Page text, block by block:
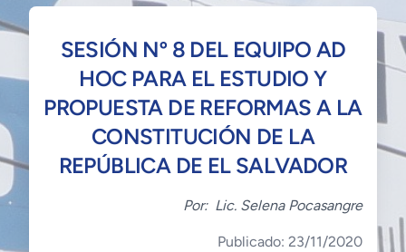
SESIÓN Nº 8 DEL EQUIPO AD
HOC PARA EL ESTUDIO Y
PROPUESTA DE REFORMAS A LA
CONSTITUCIÓN DE LA
REPÚBLICA DE EL SALVADOR
Por: Lic. Selena Pocasangre
Publicado: 23/11/2020